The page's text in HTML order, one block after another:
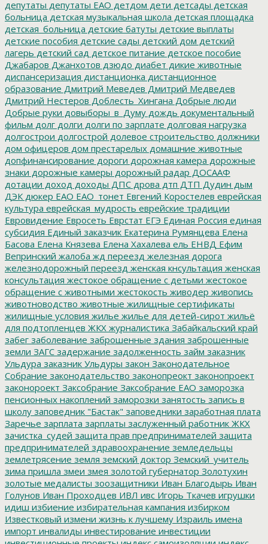
депутаты депутаты ЕАО детдом дети детсады детская
больница детская музыкальная школа детская площадка
детская_больница детские батуты детские выплаты
детские пособия детские сады детский дом детский
лагерь детский сад детское питание детское пособие
Джабаров Джанхотов дзюдо диабет дикие животные
диспансеризация дистанционка дистанционное
образование Дмитрий Меведев Дмитрий Медведев
Дмитрий Нестеров Доблесть_Хингана Добрые люди
Добрые руки довыборы_в_Думу дождь документальный
фильм долг долги долги по зарплате долговая нагрузка
долгострои долгострой долевое строительство должники
дом офицеров дом престарелых домашние животные
допфинансирование дороги дорожная камера дорожные
знаки дорожные камеры дорожный радар ДОСААФ
дотации доход доходы ДПС дрова дтп ДТП Дудин дым
ДЭК дюкер ЕАО ЕАО_тонет Евгений Коростелев еврейская
культура еврейская_мудрость еврейские традиции
Евровидение Евросеть Еврстат ЕГЭ Единая Россия единая
субсидия Единый заказчик Екатерина Румянцева Елена
Басова Елена Князева Елена Хахалева ель ЕНВД Ефим
Вепринский жалоба жд переезд железная дорога
железнодорожный переезд женская кнсультация женская
консультация жестокое обращение с детьми жестокое
обращение с животными жестокость живодер живопись
животноводство животные жилищные сертификаты
жилищные условия жилье жилье для детей-сирот жильё
для подтопленцев ЖКХ журналистика Забайкальский край
забег заболевание заброшенные здания заброшенные
земли ЗАГС задержание задолженность займ заказник
Ульдура заказник Ульдуры закон Законодательное
Собрание законодательство законопреокт законопроект
законороект Заксобрание Заксобрание ЕАО заморозка
пенсионных накоплений заморозки занятость запись в
школу заповедник "Бастак" заповедники заработная плата
Заречье зарплата зарплаты заслуженный работник ЖКХ
зачистка_судей защита прав предпринимателей защита
предпринимателей здравоохранение земледельцы
землетрясение земля земский доктор Земский_учитель
зима пришла змеи змея золотой губернатор Золотухин
золотые медалисты зоозащитники Иван Благодырь Иван
Голунов Иван Проходцев ИВЛ ивс Игорь Ткачев игрушки
идиш избиение избирательная кампания избирком
Известковый измени жизнь к лучшему Израиль имена
импорт инвалиды инвестирование инвестиции